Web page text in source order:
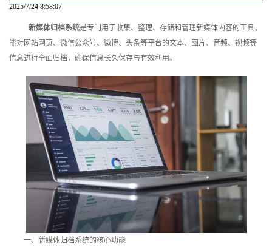
2025/7/24 8:58:07
新媒体归档系统是专门用于收集、整理、存储和管理新媒体内容的工具，
能对网站网页、微信公众号、微博、头条等平台的文本、图片、音频、视频等
信息进行全面归档，确保信息长久保存与有效利用。
一、新媒体归档系统的核心功能